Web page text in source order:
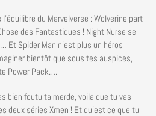
du Marvelverse : Wolverine part
des Fantastiques ! Night Nurse se
Et Spider Man n’est plus un héros
bientôt que sous tes auspices,
Power Pack….
bien foutu ta merde, voila que tu vas
deux séries Xmen ! Et qu’est ce que tu